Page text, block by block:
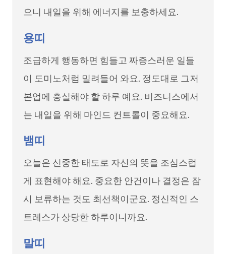
으니 내일을 위해 에너지를 보충하세요.
용띠
조급하게 행동하면 힘들고 짜증스러운 일들
이 도미노처럼 밀려들어 와요. 정도대로 그저
본업에 충실해야 할 하루 예요. 비즈니스에서
는 내일을 위해 마인드 컨트롤이 중요해요.
뱀띠
오늘은 신중한 태도로 자신의 뜻을 조심스럽
게 표현해야 해요. 중요한 안건이나 결정은 잠
시 보류하는 것도 최선책이군요. 정신적인 스
트레스가 상당한 하루이니까요.
말띠